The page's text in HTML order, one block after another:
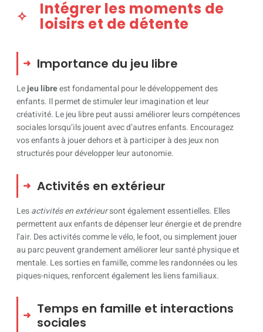
Intégrer les moments de
loisirs et de détente
Importance du jeu libre
Lejeu libreest fondamental pour le développement des
enfants. Il permet de stimuler leur imagination et leur
créativité. Le jeu libre peut aussi améliorer leurs compétences
sociales lorsqu’ils jouent avec d’autres enfants. Encouragez
vos enfants à jouer dehors et à participer à des jeux non
structurés pour développer leur autonomie.
Activités en extérieur
Lesactivités en extérieursont également essentielles. Elles
permettent aux enfants de dépenser leur énergie et de prendre
l’air. Des activités comme le vélo, le foot, ou simplement jouer
au parc peuvent grandement améliorer leur santé physique et
mentale. Les sorties en famille, comme les randonnées ou les
piques-niques, renforcent également les liens familiaux.
Temps en famille et interactions
sociales